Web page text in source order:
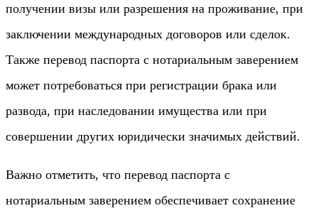
получении визы или разрешения на проживание, при
заключении международных договоров или сделок.
Также перевод паспорта с нотариальным заверением
может потребоваться при регистрации брака или
развода, при наследовании имущества или при
совершении других юридически значимых действий.
Важно отметить, что перевод паспорта с
нотариальным заверением обеспечивает сохранение